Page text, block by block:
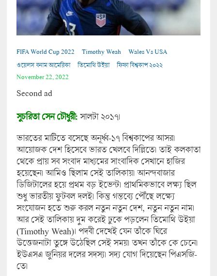
FIFA World Cup 2022 Timothy Weah
Wales Vs USA
ওয়েলস বনাম আমেরিকা
তিমোথি উইয়া
ফিফা বিশ্বকাপ ২০২২
November 22, 2022
Second ad
সুচরিতা সেন চৌধুরী:সালটা ২০১৭।
ভারতের মাটিতে বসেছে অনূর্ধ্ব-১৭ বিশ্বকাপের আসর।
আয়োজক দেশ হিসেবে ভারত খেলবে দিল্লিতে। তাই কলকাতা
থেকে প্রায় সব সংবাদ মাধ্যমের সাংবাদিক সেখানে হাজির
হয়েছেন। আমিও ছিলাম সেই তালিকায়। আনন্দবাজার
ডিজিটালের হয়ে প্রথম বড় ইভেন্ট। প্রাথমিকভাবে লক্ষ্য ছিল
শুধু ভারতীয় ফুটবল দলই। কিন্তু গন্তব্যে পৌঁছে লক্ষ্যে
সংযোজন হতে শুরু করল নতুন নতুন দেশ, নতুন নতুন নাম।
আর সেই তালিকায় দুম করেই ঢুকে পড়লেন তিমোথি উইয়া
(Timothy Weah)। পদবী দেখেই যেন তাঁকে ঘিরে
উত্তেজনাটা তুঙ্গে উঠেছিল সেই সময়। তখন তাঁকে কে চেনে।
ইউএসএ জুনিয়র দলের সদস্য। সদ্য যোগ দিয়েছেন পিএসজি-
তে।